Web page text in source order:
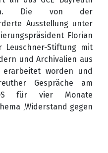
Die von der
Ausstellung unter
Florian
Leuschner-Stiftung mit
und Archivalien aus
erarbeitet worden und
Gespräche am
für vier Monate
‚Widerstand gegen